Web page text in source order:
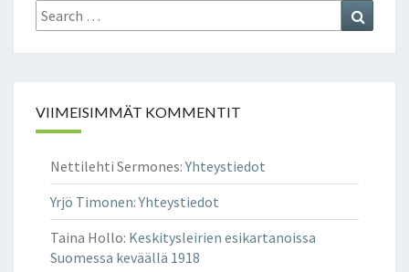
Search
for:
VIIMEISIMMÄT KOMMENTIT
Nettilehti Sermones:Yhteystiedot
Yrjö Timonen:Yhteystiedot
Taina Hollo: Keskitysleirien esikartanoissa
Suomessa keväällä 1918